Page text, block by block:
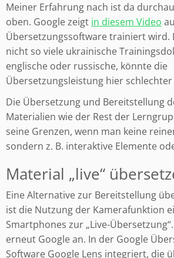
Meiner Erfahrung nach ist da
oben. Google zeigt in diesem Video
Übersetzungssoftware trainiert wird.
nicht so viele ukrainische
englische oder russische, könnte die
Übersetzungsleistung hier schlechter
Die Übersetzung und Bereitstellung
Materialien wie der Rest der
seine Grenzen, wenn man keine
sondern z. B. interaktive Elemente
Material „live“
Eine Alternative zur Bereitstellung
ist die Nutzung der Kamerafunktion
Smartphones zur „Live-
erneut Google an. In der Google
Software Google Lens integriert, die